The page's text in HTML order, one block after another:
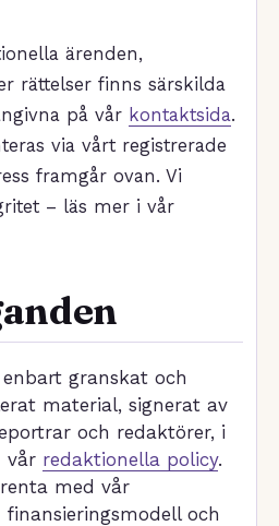
ärenden,
rättelser finns särskilda
på vår kontaktsida.
via vårt registrerade
framgår ovan. Vi
– läs mer i vår
granskat och
material, signerat av
och redaktörer, i
vår redaktionella policy.
med vår
och